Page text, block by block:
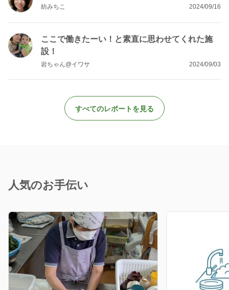
紡みちこ 2024/09/16
ここで働きたーい！と素直に思わせてくれた施
設！
岩ちゃん@イワサ 2024/09/03
すべてのレポートを見る
人気のお手伝い